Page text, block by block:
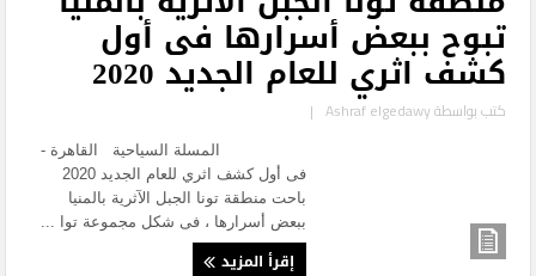
تبوح ببعض أسرارها فى أول
كشف اثري للعام الجديد 2020
كتب بواسطةAshraf elgedawy
|
المسلة السياحية القاهرة -
فى أول كشف اثري للعام الجديد 2020
باحت منطقة تونا الجبل الآثرية بالمنيا
ببعض أسرارها ، فى شكل مجموعة توا ...
إقرأ المزيد